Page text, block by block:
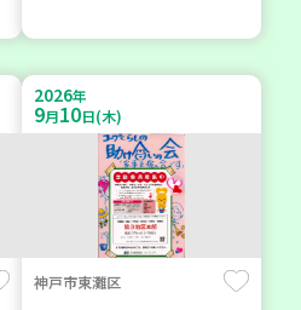
2026年
9月10日(木)
神戸市東灘区